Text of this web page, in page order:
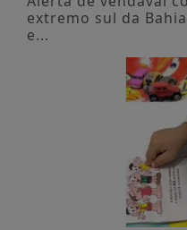
extremo sul da
e...